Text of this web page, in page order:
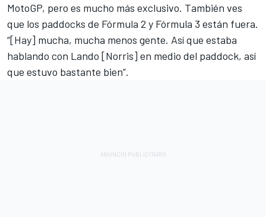
MotoGP, pero es mucho más exclusivo. También ves
que los paddocks de Fórmula 2 y Fórmula 3 están fuera.
“[Hay] mucha, mucha menos gente. Así que estaba
hablando con Lando [Norris] en medio del paddock, así
que estuvo bastante bien”.